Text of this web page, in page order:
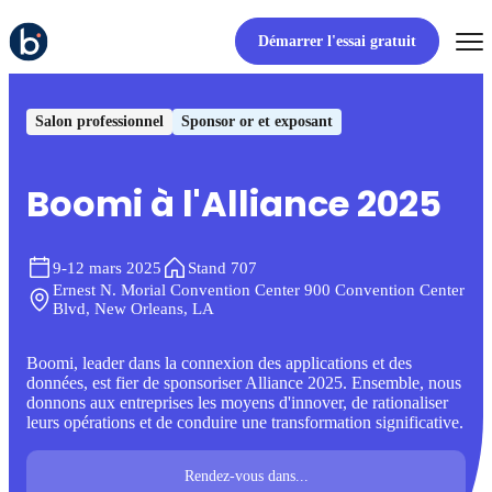
Démarrer l'essai gratuit
Salon professionnel Sponsor or et exposant
Boomi à l'Alliance 2025
9-12 mars 2025
Stand 707
Ernest N. Morial Convention Center 900 Convention Center
Blvd, New Orleans, LA
Boomi, leader dans la connexion des applications et des
données, est fier de sponsoriser Alliance 2025. Ensemble, nous
donnons aux entreprises les moyens d'innover, de rationaliser
leurs opérations et de conduire une transformation significative.
Rendez-vous dans...